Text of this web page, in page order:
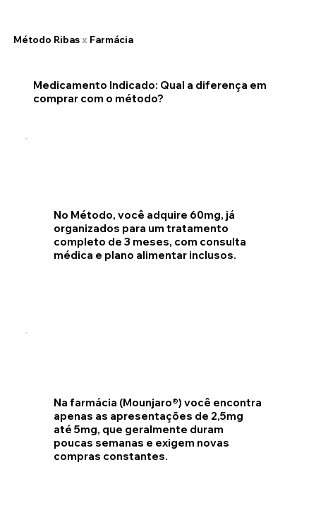
Método Ribasx Farmácia
Medicamento Indicado: Qual a diferença em
comprar com o método?
No Método, você adquire 60mg, já
organizados para um tratamento
completo de 3 meses, com consulta
médica e plano alimentar inclusos.
Na farmácia (Mounjaro®) você encontra
apenas as apresentações de 2,5mg
até 5mg, que geralmente duram
poucas semanas e exigem novas
compras constantes.